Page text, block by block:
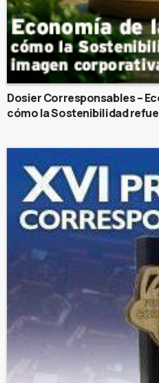
Dosier Corresponsables –
cómo la Sostenibilidad